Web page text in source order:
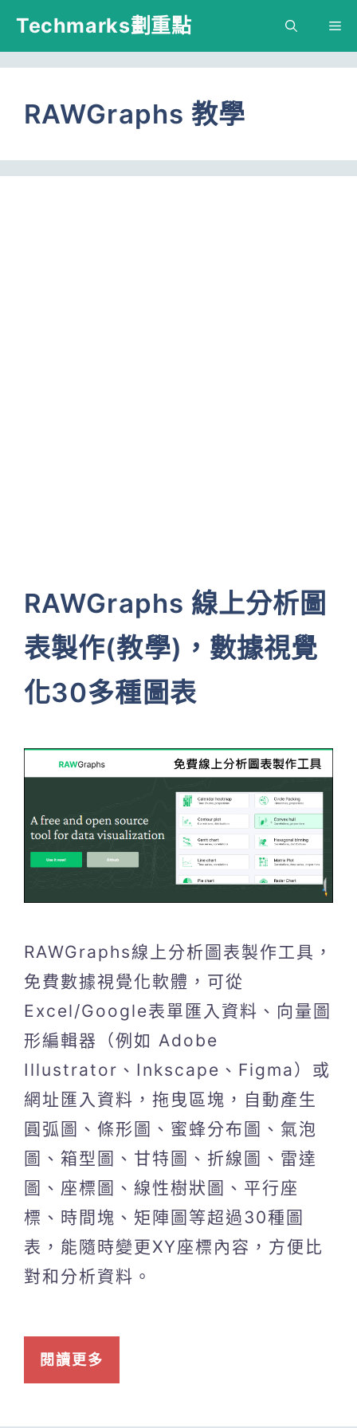
跳
主
容
Techmarks劃重點
RAWGraphs 教學
RAWGraphs 線上分析圖
表製作(教學)，數據視覺
化30多種圖表
RAWGraphs線上分析圖表製作工具，
免費數據視覺化軟體，可從
Excel/Google表單匯入資料、向量圖
形編輯器（例如 Adob​​e
Illustrator、Inkscape、Figma）或
網址匯入資料，拖曳區塊，自動產生
圓弧圖、條形圖、蜜蜂分布圖、氣泡
圖、箱型圖、甘特圖、折線圖、雷達
圖、座標圖、線性樹狀圖、平行座
標、時間塊、矩陣圖等超過30種圖
表，能隨時變更XY座標內容，方便比
對和分析資料。
閱讀更多